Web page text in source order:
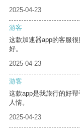
2025-04-23
游客
这款加速器app的客服
好。
2025-04-23
游客
这款app是我旅行的好
人情。
2025-04-23